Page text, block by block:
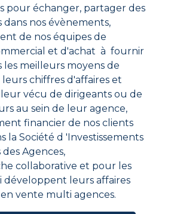
pour échanger, partager des
dans nos évènements,
de nos équipes de
et d'achat à fournir
les meilleurs moyens de
chiffres d'affaires et
vécu de dirigeants ou de
au sein de leur agence,
financier de nos clients
la Société d 'Investissements
Agences,
collaborative et pour les
développent leurs affaires
vente multi agences.